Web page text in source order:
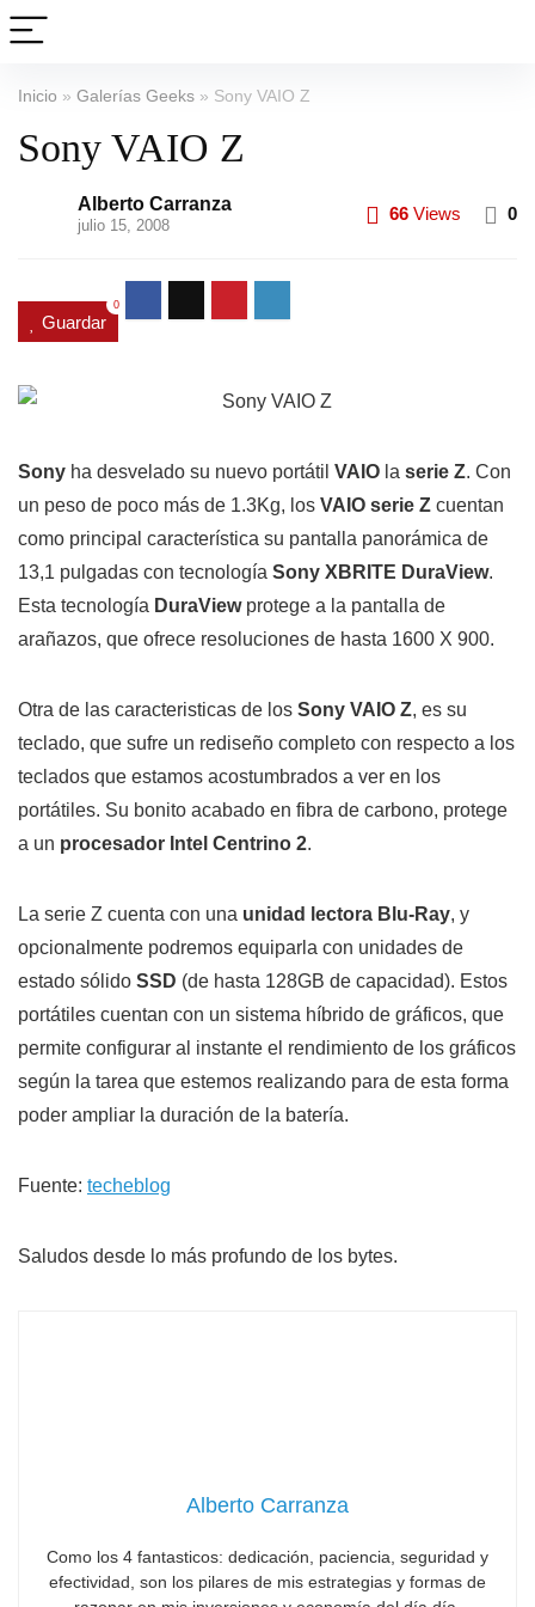
Inicio » Galerías Geeks » Sony VAIO Z
Sony VAIO Z
Alberto Carranza
julio 15, 2008
66 Views 0
Guardar
0
Sony ha desvelado su nuevo portátil VAIO la serie Z. Con
un peso de poco más de 1.3Kg, los VAIO serie Z cuentan
como principal característica su pantalla panorámica de
13,1 pulgadas con tecnología Sony XBRITE DuraView.
Esta tecnología DuraViewprotege a la pantalla de
arañazos, que ofrece resoluciones de hasta 1600 X 900.
Otra de las caracteristicas de los Sony VAIO Z, es su
teclado, que sufre un rediseño completo con respecto a los
teclados que estamos acostumbrados a ver en los
portátiles. Su bonito acabado en fibra de carbono, protege
a un procesador Intel Centrino 2.
La serie Z cuenta con una unidad lectora Blu-Ray, y
opcionalmente podremos equiparla con unidades de
estado sólido SSD (de hasta 128GB de capacidad). Estos
portátiles cuentan con un sistema híbrido de gráficos, que
permite configurar al instante el rendimiento de los gráficos
según la tarea que estemos realizando para de esta forma
poder ampliar la duración de la batería.
Fuente: techeblog
Saludos desde lo más profundo de los bytes.
Alberto Carranza
Como los 4 fantasticos: dedicación, paciencia, seguridad y
efectividad, son los pilares de mis estrategias y formas de